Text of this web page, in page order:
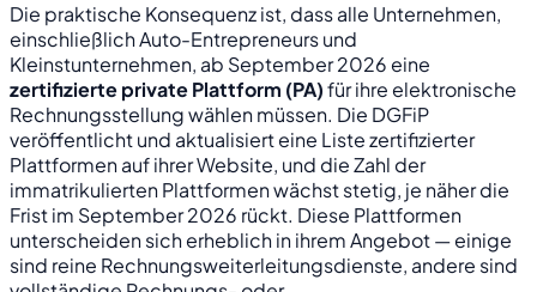
Die praktische Konsequenz ist, dass alle Unternehmen,
einschließlich Auto-Entrepreneurs und
Kleinstunternehmen, ab September 2026 eine
zertifizierte private Plattform (PA)für ihre elektronische
Rechnungsstellung wählen müssen. Die DGFiP
veröffentlicht und aktualisiert eine Liste zertifizierter
Plattformen auf ihrer Website, und die Zahl der
immatrikulierten Plattformen wächst stetig, je näher die
Frist im September 2026 rückt. Diese Plattformen
unterscheiden sich erheblich in ihrem Angebot — einige
sind reine Rechnungsweiterleitungsdienste, andere sind